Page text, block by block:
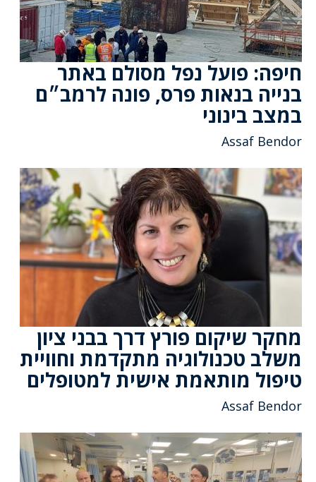
חיפה: פועל נפל מסולם באתר
בנייה בנאות פרס, פונה לרמב״ם
במצב בינוני
Assaf Bendor
מחקר שיקום פורץ דרך בבני ציון
משלב טכנולוגיה מתקדמת וחוויית
טיפול מותאמת אישית למטופלים
Assaf Bendor